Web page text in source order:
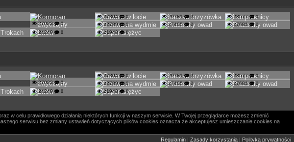
27023
0
27804 0 29781 0 23577
0
22789
0 27405 0 27681
0
24249 0 21948 0
27023
0
27804 0 29781 0 23577
0
22789
0 27405 0 27681
0
24249 0 21948 0
celu prawidłowego działania niektórych funkcji w naszym serwisie. W Twojej przeglądarce możesz zmienić
serwisu bez zmiany ustawień dotyczących plików cookies oznacza że akceptujesz umieszczanie cookies na
Regulamin | Zasady korzystania | Polityka prywatności